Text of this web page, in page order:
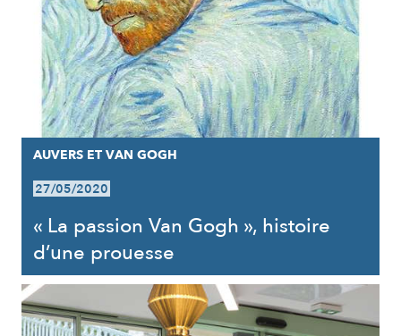
AUVERS ET VAN GOGH
27/05/2020
« La passion Van Gogh », histoire
d’une prouesse